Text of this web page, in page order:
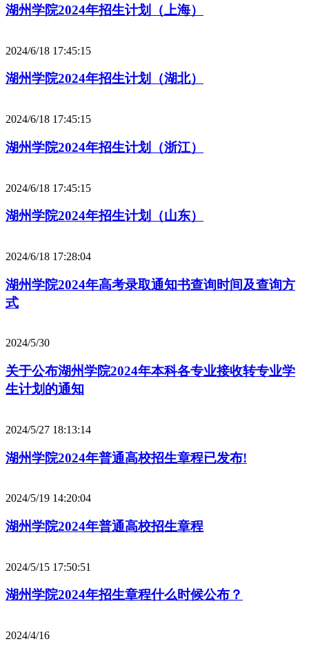
湖州学院2024年招生计划（上海）
2024/6/18 17:45:15
湖州学院2024年招生计划（湖北）
2024/6/18 17:45:15
湖州学院2024年招生计划（浙江）
2024/6/18 17:45:15
湖州学院2024年招生计划（山东）
2024/6/18 17:28:04
湖州学院2024年高考录取通知书查询时间及查询方
式
2024/5/30
关于公布湖州学院2024年本科各专业接收转专业学
生计划的通知
2024/5/27 18:13:14
湖州学院2024年普通高校招生章程已发布!
2024/5/19 14:20:04
湖州学院2024年普通高校招生章程
2024/5/15 17:50:51
湖州学院2024年招生章程什么时候公布？
2024/4/16